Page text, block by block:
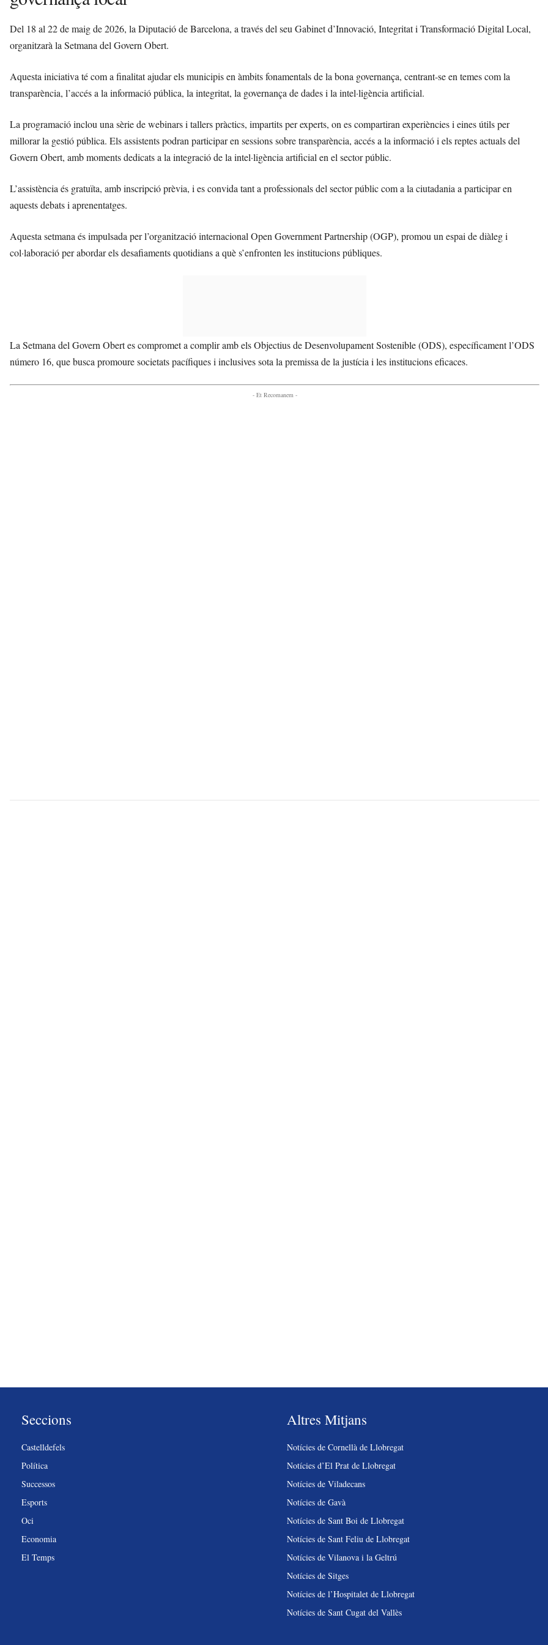
Del 18 al 22 de maig de 2026, la Diputació de Barcelona, a través del seu Gabinet d’Innovació, Integritat i Transformació Digital Local,
organitzarà la Setmana del Govern Obert.
Aquesta iniciativa té com a finalitat ajudar els municipis en àmbits fonamentals de la bona governança, centrant-se en temes com la
transparència, l’accés a la informació pública, la integritat, la governança de dades i la intel·ligència artificial.
La programació inclou una sèrie de webinars i tallers pràctics, impartits per experts, on es compartiran experiències i eines útils per
millorar la gestió pública. Els assistents podran participar en sessions sobre transparència, accés a la informació i els reptes actuals del
Govern Obert, amb moments dedicats a la integració de la intel·ligència artificial en el sector públic.
L’assistència és gratuïta, amb inscripció prèvia, i es convida tant a professionals del sector públic com a la ciutadania a participar en
aquests debats i aprenentatges.
Aquesta setmana és impulsada per l’organització internacional Open Government Partnership (OGP), promou un espai de diàleg i
col·laboració per abordar els desafiaments quotidians a què s’enfronten les institucions públiques.
La Setmana del Govern Obert es compromet a complir amb els Objectius de Desenvolupament Sostenible (ODS), específicament l’ODS
número 16, que busca promoure societats pacífiques i inclusives sota la premissa de la justícia i les institucions eficaces.
- Et Recomanem -
Seccions
Castelldefels
Política
Successos
Esports
Oci
Economia
El Temps
Altres Mitjans
Notícies de Cornellà de Llobregat
Notícies d’El Prat de Llobregat
Notícies de Viladecans
Notícies de Gavà
Notícies de Sant Boi de Llobregat
Notícies de Sant Feliu de Llobregat
Notícies de Vilanova i la Geltrú
Notícies de Sitges
Notícies de l’Hospitalet de Llobregat
Notícies de Sant Cugat del Vallès